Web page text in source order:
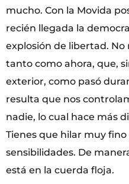
mucho. Con la Movida
recién llegada la
explosión de libertad.
tanto como ahora, que,
exterior, como pasó
resulta que nos
nadie, lo cual hace más
Tienes que hilar muy
sensibilidades. De
está en la cuerda floja.